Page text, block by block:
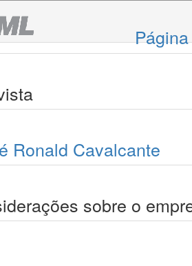
Ronald Cavalcante
sobre o